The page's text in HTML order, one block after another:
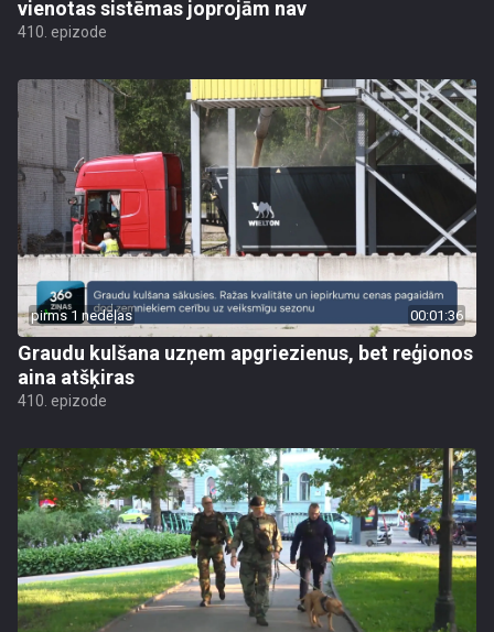
vienotas sistēmas joprojām nav
410. epizode
pirms 1 nedēļas 00:01:36
Graudu kulšana uzņem apgriezienus, bet reģionos
aina atšķiras
410. epizode